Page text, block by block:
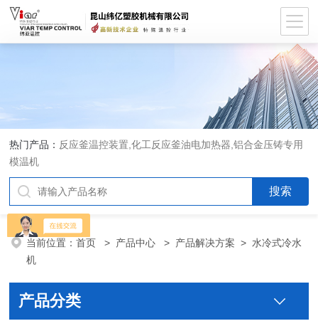
热门产品： 反应釜温控装置,化工反应釜油电加热器,铝合金压铸专用
模温机
当前位置：首页 > 产品中心 > 产品解决方案 > 水冷式冷水
机
产品分类